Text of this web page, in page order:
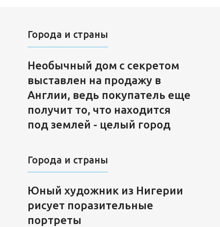
Города и страны
Необычный дом с секретом
выставлен на продажу в
Англии, ведь покупатель еще
получит то, что находится
под землей - целый город
Города и страны
Юный художник из Нигерии
рисует поразительные
портреты